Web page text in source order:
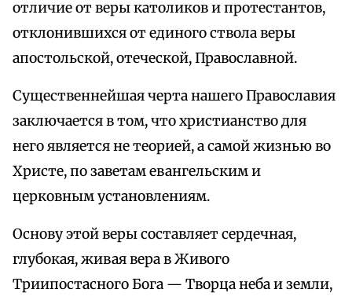
отличие от веры католиков и протестантов,
отклонившихся от единого ствола веры
апостольской, отеческой, Православной.
Существеннейшая черта нашего Православия
заключается в том, что христианство для
него является не теорией, а самой жизнью во
Христе, по заветам евангельским и
церковным установлениям.
Основу этой веры составляет сердечная,
глубокая, живая вера в Живого
Триипостасного Бога — Творца неба и земли,